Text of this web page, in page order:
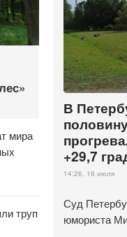
мира
труп
В
+29,7
14:26, 16 июля
Суд
юмориста